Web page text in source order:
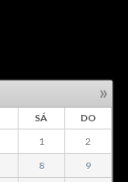
»
SÁ
DO
1
2
8
9